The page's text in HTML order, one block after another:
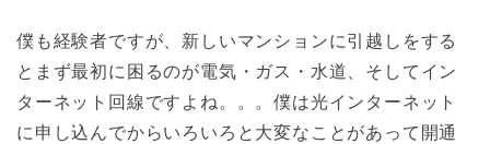
僕も経験者ですが、新しいマンションに引越しをする
とまず最初に困るのが電気・ガス・水道、そしてイン
ターネット回線ですよね。。。僕は光インターネット
に申し込んでからいろいろと大変なことがあって開通